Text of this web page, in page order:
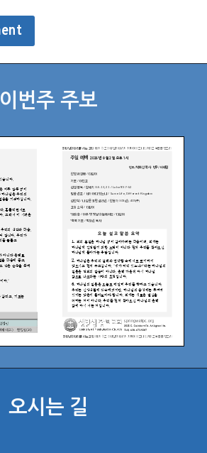
이번주 주보
오시는 길